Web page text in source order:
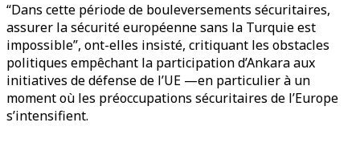
“Dans cette période de bouleversements sécuritaires,
assurer la sécurité européenne sans la Turquie est
impossible”, ont-elles insisté, critiquant les obstacles
politiques empêchant la participation d’Ankara aux
initiatives de défense de l’UE —en particulier à un
moment où les préoccupations sécuritaires de l’Europe
s’intensifient.